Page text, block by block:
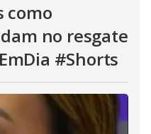
como
no resgate
#Shorts